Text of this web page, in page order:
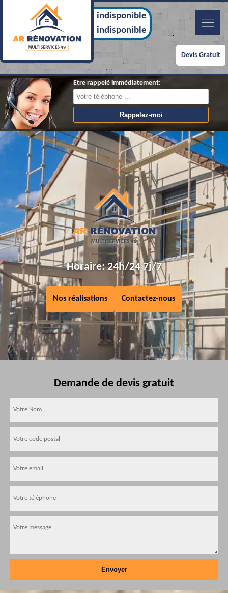
indisponible
indisponible
Devis Gratuit
Etre rappelé immédiatement:
Horaire: 24h/24 7j/7
Nos réalisations Contactez-nous
Demande de devis gratuit